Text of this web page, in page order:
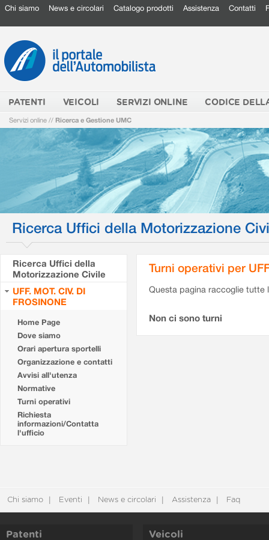
Chi siamo News e circolari Catalogo prodotti Assistenza Contatti
PATENTI VEICOLI SERVIZI ONLINE CODICE
Servizi online // Ricerca e Gestione UMC
Ricerca Uffici della Motorizzazione
Ricerca Uffici della
Motorizzazione Civile
UFF. MOT. CIV. DI
FROSINONE
Home Page
Dove siamo
Orari apertura sportelli
Organizzazione e contatti
Avvisi all'utenza
Normative
Turni operativi
Richiesta
informazioni/Contatta
l'ufficio
Turni operativi per
Questa pagina raccoglie tutte
Non ci sono turni
Chi siamo Eventi News e circolari Assistenza Faq
Patenti Veicoli